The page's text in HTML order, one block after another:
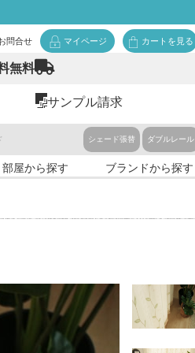
問合せ マイページ カートを見る
無料
サンプル請求
シェード張替 ダブルレール
屋から探す ブランドから探す